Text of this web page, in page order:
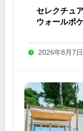
セレクチュ
ウォールポ
2026年8月7日